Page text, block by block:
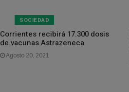
SOCIEDAD
Corrientes recibirá 17.300 dosis
de vacunas Astrazeneca
Agosto 20, 2021